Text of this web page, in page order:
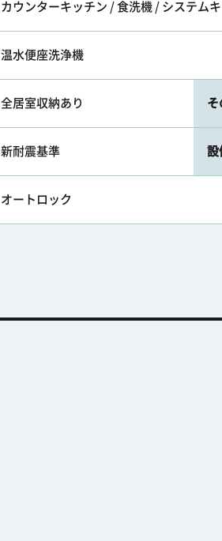
カウンターキッチン / 食洗機 / システム
温水便座洗浄機
全居室収納あり そ
新耐震基準 設
オートロック